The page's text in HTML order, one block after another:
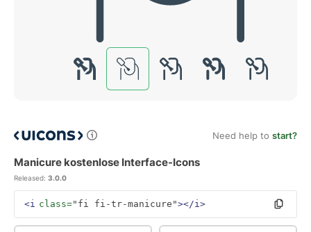
Need help to start?
Manicure kostenlose Interface-Icons
Released: 3.0.0
<i class="fi fi-tr-manicure"></i>